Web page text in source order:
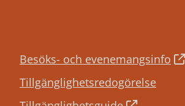
Besöks- och evenemangsinfo
Tillgänglighetsredogörelse